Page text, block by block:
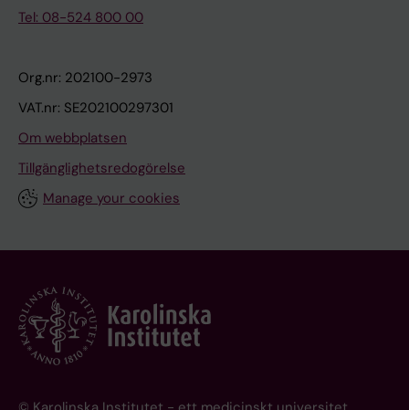
Tel: 08-524 800 00
Org.nr: 202100-2973
VAT.nr: SE202100297301
Om webbplatsen
Tillgänglighetsredogörelse
Manage your cookies